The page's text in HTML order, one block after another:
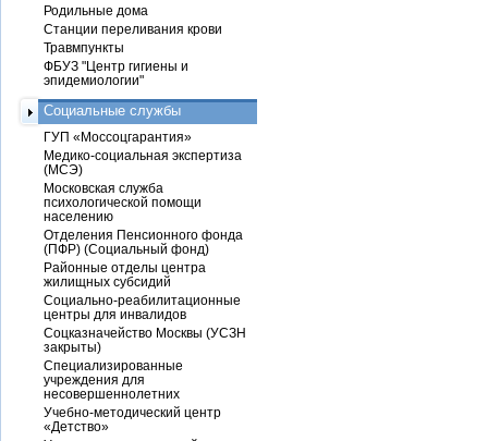
Родильные дома
Станции переливания крови
Травмпункты
ФБУЗ "Центр гигиены и
эпидемиологии"
Социальные службы
ГУП «Моссоцгарантия»
Медико-социальная экспертиза
(МСЭ)
Московская служба
психологической помощи
населению
Отделения Пенсионного фонда
(ПФР) (Социальный фонд)
Районные отделы центра
жилищных субсидий
Социально-реабилитационные
центры для инвалидов
Соцказначейство Москвы (УСЗН
закрыты)
Специализированные
учреждения для
несовершеннолетних
Учебно-методический центр
«Детство»